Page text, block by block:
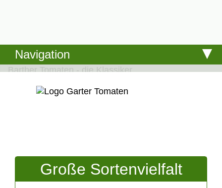
Navigation
Große Sortenvielfalt